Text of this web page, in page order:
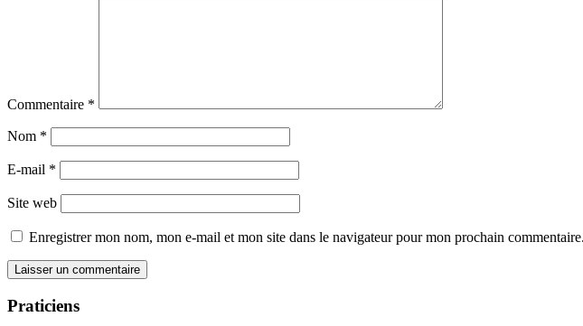
Commentaire *
Nom *
E-mail *
Site web
Enregistrer mon nom, mon e-mail et mon site dans le navigateur pour mon prochain commentaire.
Praticiens